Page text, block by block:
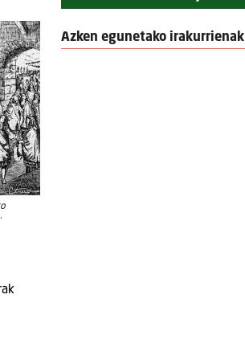
Azken egunetako irakurrienak